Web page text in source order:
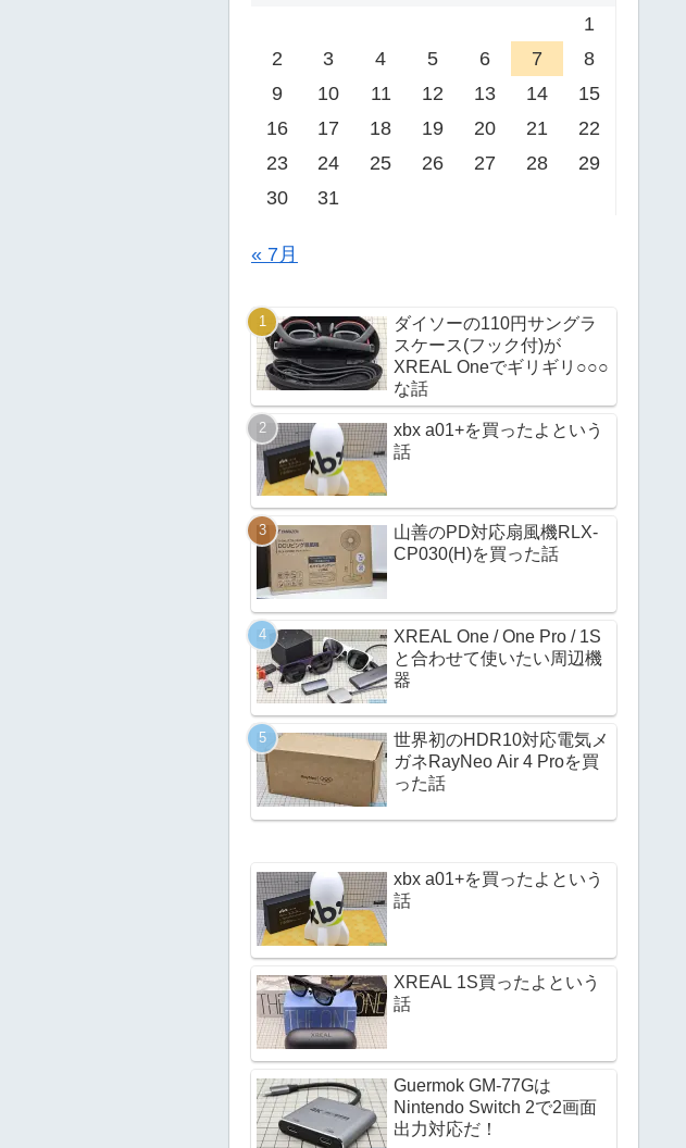
1
2
3 4 5 6 7
8
9
10 11 12 13 14
15
16
17 18 19 20 21
22
23
24 25 26 27 28
29
30
31
« 7月
ダイソーの110円サングラ
スケース(フック付)が
XREAL Oneでギリギリ○○○
な話
xbx a01+を買ったよという
話
山善のPD対応扇風機RLX-
CP030(H)を買った話
XREAL One / One Pro / 1S
と合わせて使いたい周辺機
器
世界初のHDR10対応電気メ
ガネRayNeo Air 4 Proを買
った話
xbx a01+を買ったよという
話
XREAL 1S買ったよという
話
Guermok GM-77Gは
Nintendo Switch 2で2画面
出力対応だ！